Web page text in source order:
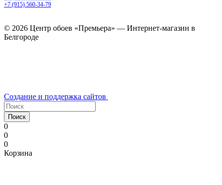
+7 (915) 560-34-79
© 2026 Центр обоев «Премьера» — Интернет-магазин в
Белгороде
Создание и поддержка сайтов
Поиск
0
0
0
Корзина